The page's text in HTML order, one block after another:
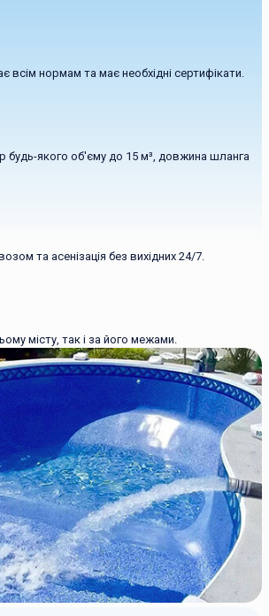
всім нормам та має необхідні сертифікати.
будь-якого об'єму до 15 м³, довжина шланга
та асенізація без вихідних 24/7.
місту, так і за його межами.